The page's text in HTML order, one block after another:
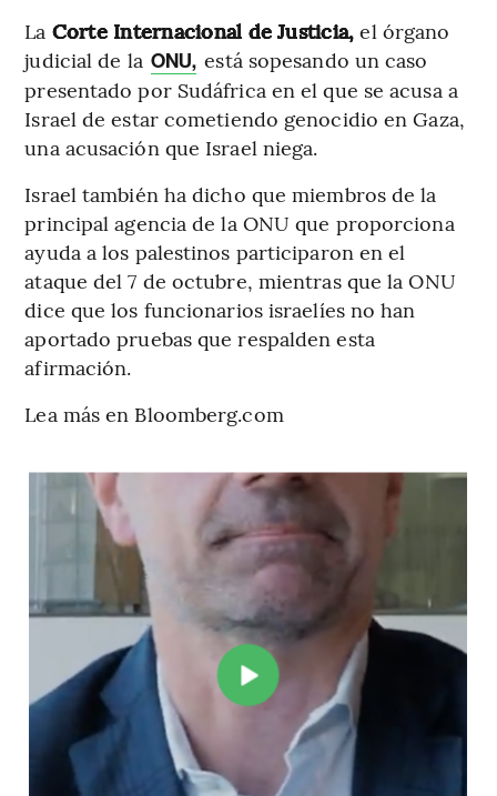
La Corte Internacional de Justicia, el órgano
judicial de la ONU, está sopesando un caso
presentado por Sudáfrica en el que se acusa a
Israel de estar cometiendo genocidio en Gaza,
una acusación que Israel niega.
Israel también ha dicho que miembros de la
principal agencia de la ONU que proporciona
ayuda a los palestinos participaron en el
ataque del 7 de octubre, mientras que la ONU
dice que los funcionarios israelíes no han
aportado pruebas que respalden esta
afirmación.
Lea más en Bloomberg.com